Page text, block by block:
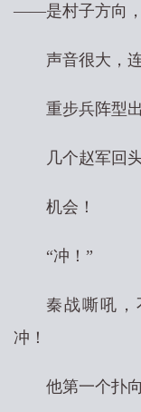
——是村子方向，
声音很大，
重步兵阵型
几个赵军回
机会！
“冲！”
秦战嘶吼
冲！
他第一个扑